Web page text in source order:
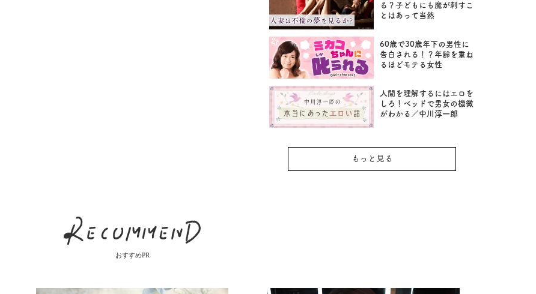
る？子どもにも魔が刺すこ
とはあって当然
60歳で30歳年下の男性に
告白される！？年齢を重ね
るほどモテる女性
人間を理解するにはエロを
しろ！ベッドで男女の機微
がわかる／中川淳一郎
もっと見る
おすすめPR